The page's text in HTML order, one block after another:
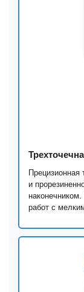
Прецизионная
и
работ с